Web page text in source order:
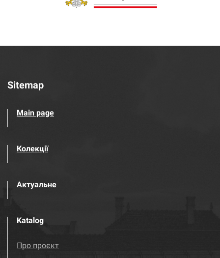
Sitemap
Main page
Колекції
Актуальне
Katalog
Про проєкт